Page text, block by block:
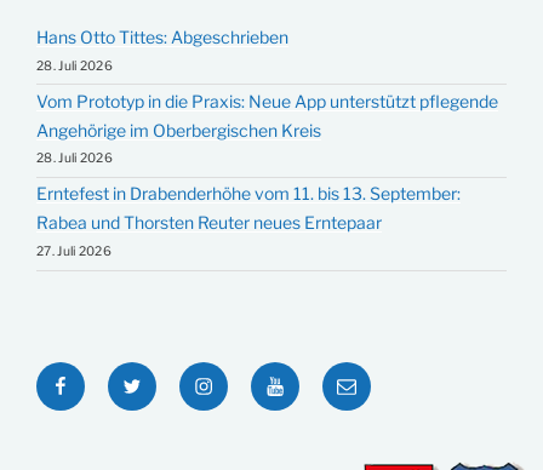
Hans Otto Tittes: Abgeschrieben
28. Juli 2026
Vom Prototyp in die Praxis: Neue App unterstützt pflegende
Angehörige im Oberbergischen Kreis
28. Juli 2026
Erntefest in Drabenderhöhe vom 11. bis 13. September:
Rabea und Thorsten Reuter neues Erntepaar
27. Juli 2026
FacebookTwitter InstagramYouTubeE-
Mail